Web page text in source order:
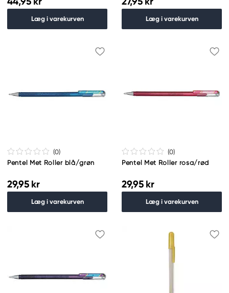
Læg i varekurven Læg i varekurven
(0)
Pentel Met Roller blå/grøn
29,95 kr
Læg i varekurven
(0)
Pentel Met Roller rosa/rød
29,95 kr
Læg i varekurven